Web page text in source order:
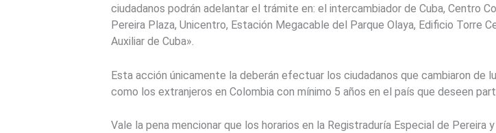
ciudadanos podrán adelantar el trámite en: el intercambiador de Cuba, Centro
Pereira Plaza, Unicentro, Estación Megacable del Parque Olaya, Edificio Torre
Auxiliar de Cuba».
Esta acción únicamente la deberán efectuar los ciudadanos que cambiaron de
como los extranjeros en Colombia con mínimo 5 años en el país que deseen
Vale la pena mencionar que los horarios en la Registraduría Especial de Pereira